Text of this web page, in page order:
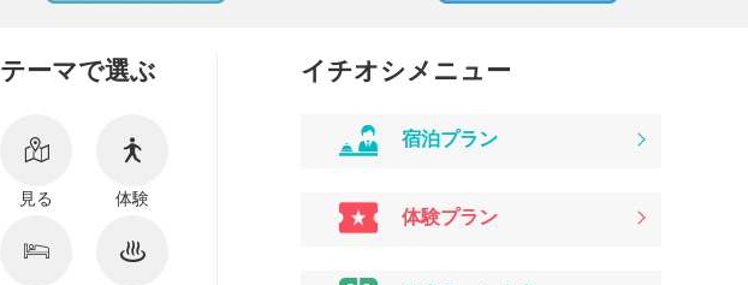
テーマで選ぶ
見る 体験
イチオシメニュー
宿泊プラン
体験プラン